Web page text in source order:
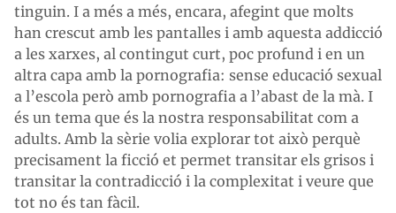
tinguin. I a més a més, encara, afegint que molts
han crescut amb les pantalles i amb aquesta addicció
a les xarxes, al contingut curt, poc profund i en un
altra capa amb la pornografia: sense educació sexual
a l’escola però amb pornografia a l’abast de la mà. I
és un tema que és la nostra responsabilitat com a
adults. Amb la sèrie volia explorar tot això perquè
precisament la ficció et permet transitar els grisos i
transitar la contradicció i la complexitat i veure que
tot no és tan fàcil.